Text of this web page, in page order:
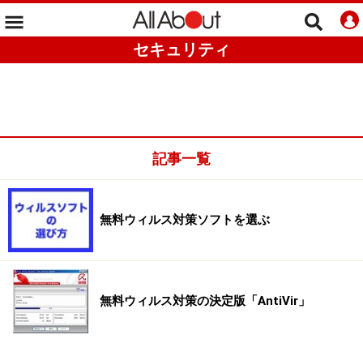
セキュリティ
記事一覧
無料ウィルス対策ソフトを選ぶ
無料ウィルス対策の決定版「AntiVir」